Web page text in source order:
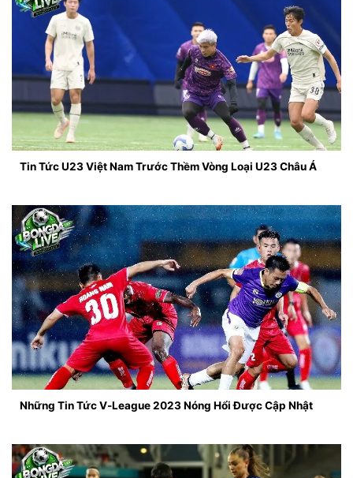
Tin Tức U23 Việt Nam Trước Thềm Vòng Loại U23 Châu Á
Những Tin Tức V-League 2023 Nóng Hổi Được Cập Nhật